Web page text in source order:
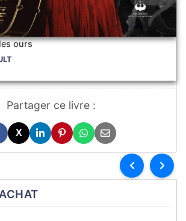
ours
Partager ce livre :
X